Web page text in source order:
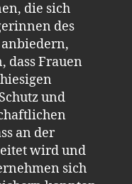
die sich
des
dass Frauen
und
an der
wird und
sich